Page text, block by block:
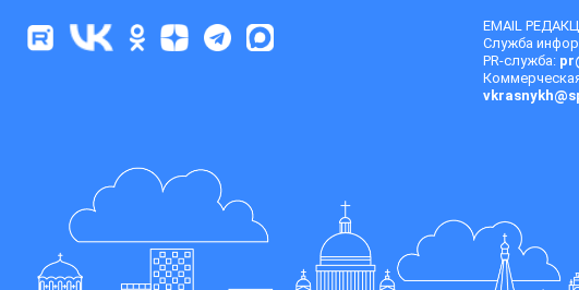
EMAIL
Служба
PR-служба: